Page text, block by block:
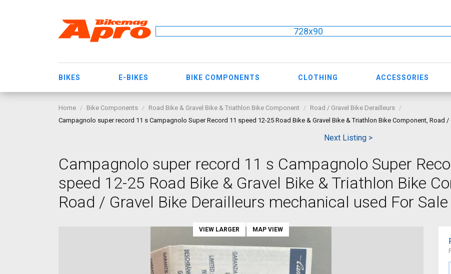
728x90
BIKES E-BIKES BIKE COMPONENTS CLOTHING ACCESSORIES
Home Bike Components Road Bike & Gravel Bike & Triathlon Bike Component
Road / Gravel Bike Derailleurs
Campagnolo super record 11 s Campagnolo Super Record 11 speed 12-25 Road Bike & Gravel Bike & Triathlon Bike Component, Road
Next Listing >
Campagnolo super record 11 s Campagnolo Super
speed 12-25 Road Bike & Gravel Bike & Triathlon Bike
Road / Gravel Bike Derailleurs mechanical used For Sale
VIEW LARGER MAP VIEW